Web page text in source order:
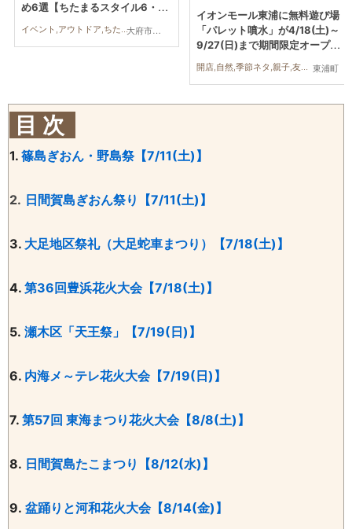
大府市,知多市,美浜町,南知多町
め6選【ちたまるスタイル6・7
イベント,アウトドア,ちたまるスタイル掲載店,まとめ記事
東浦町
イオンモール東浦に無料遊び場
「パレット噴水」が4/18(土)～
9/27(日)まで期間限定オープ
目 次
1. 篠島ぎおん・野島祭【7/11(土)】
2. 日間賀島ぎおん祭り【7/11(土)】
3. 大足地区祭礼（大足蛇車まつり）【7/18(土)】
4. 第36回豊浜花火大会【7/18(土)】
5. 瀬木区「天王祭」【7/19(日)】
6. 内海メ～テレ花火大会【7/19(日)】
7. 第57回 東海まつり花火大会【8/8(土)】
8. 日間賀島たこまつり【8/12(水)】
9. 盆踊りと河和花火大会【8/14(金)】